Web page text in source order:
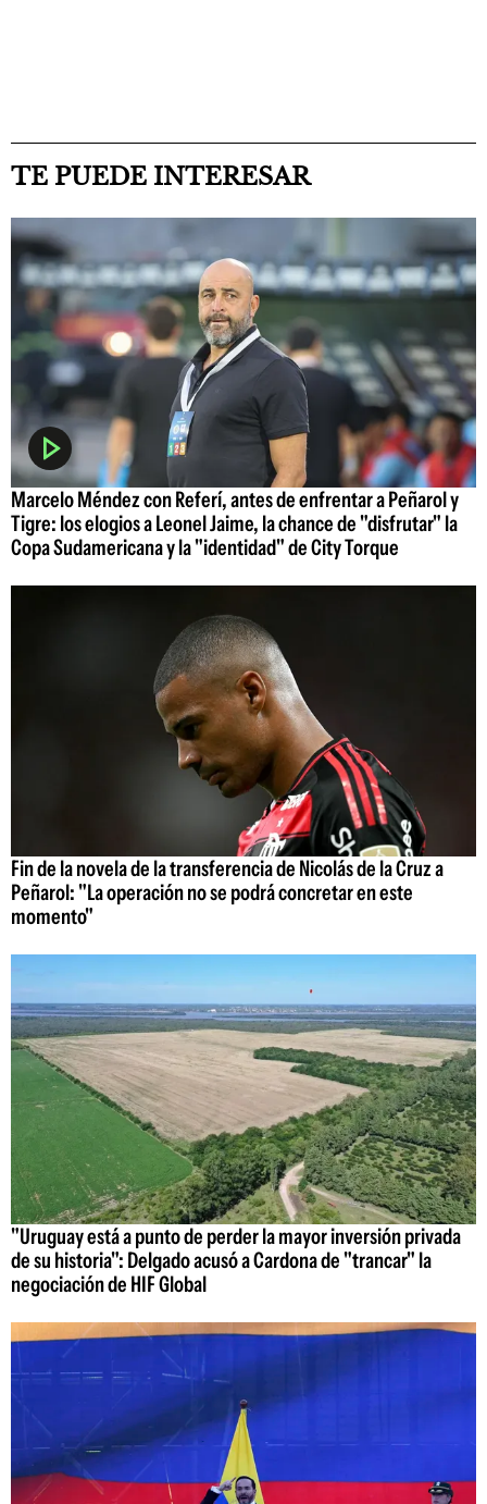
TE PUEDE INTERESAR
Marcelo Méndez con Referí, antes de enfrentar a Peñarol y
Tigre: los elogios a Leonel Jaime, la chance de "disfrutar" la
Copa Sudamericana y la "identidad" de City Torque
Fin de la novela de la transferencia de Nicolás de la Cruz a
Peñarol: "La operación no se podrá concretar en este
momento"
"Uruguay está a punto de perder la mayor inversión privada
de su historia": Delgado acusó a Cardona de "trancar" la
negociación de HIF Global